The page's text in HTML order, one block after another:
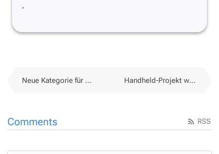
,
Neue Kategorie für Blog-Einträge zum Thema Handhelds in der Schule Handheld-Projekt wird handfest
RSS
Comments